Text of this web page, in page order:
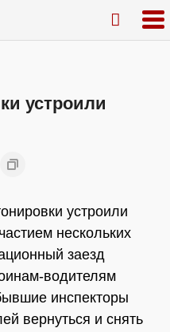
устроили
устроили
нескольких
заезд
водителям
инспекторы
вернуться и снять